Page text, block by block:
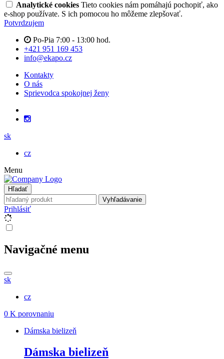
Analytické cookies Tieto cookies nám pomáhajú pochopiť, ako
e-shop používate. S ich pomocou ho môžeme zlepšovať.
Potvrdzujem
Po-Pia 7:00 - 13:00 hod.
+421 951 169 453
info@ekapo.cz
Kontakty
O nás
Sprievodca spokojnej ženy
sk
cz
Menu
Hľadať
Vyhľadávanie
Prihlásiť
Navigačné menu
sk
cz
0 K porovnaniu
Dámska bielizeň
Dámska bielizeň